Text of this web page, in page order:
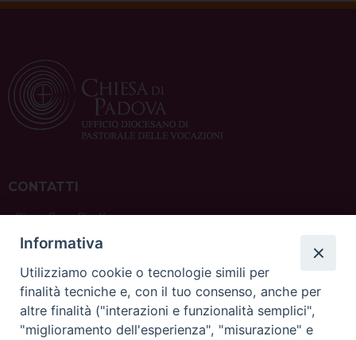
CONTATTI
ufficio: Casa Pio X
via Bonporti, 20 – 35141 Padova
tel: +39 351 619 2354
e mail:ufficiovocazionipadova@gmail.com
Informativa
Utilizziamo cookie o tecnologie simili per
finalità tecniche e, con il tuo consenso, anche per
altre finalità ("interazioni e funzionalità semplici",
"miglioramento dell'esperienza", "misurazione" e